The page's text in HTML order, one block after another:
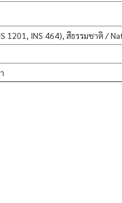
1201, INS 464), สีธรรมชาติ /